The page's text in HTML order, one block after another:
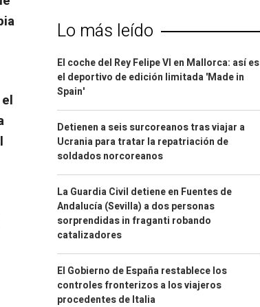
Lo más leído
El coche del Rey Felipe VI en Mallorca: así es
el deportivo de edición limitada 'Made in
Spain'
Detienen a seis surcoreanos tras viajar a
Ucrania para tratar la repatriación de
soldados norcoreanos
La Guardia Civil detiene en Fuentes de
Andalucía (Sevilla) a dos personas
sorprendidas in fraganti robando
catalizadores
El Gobierno de España restablece los
controles fronterizos a los viajeros
procedentes de Italia